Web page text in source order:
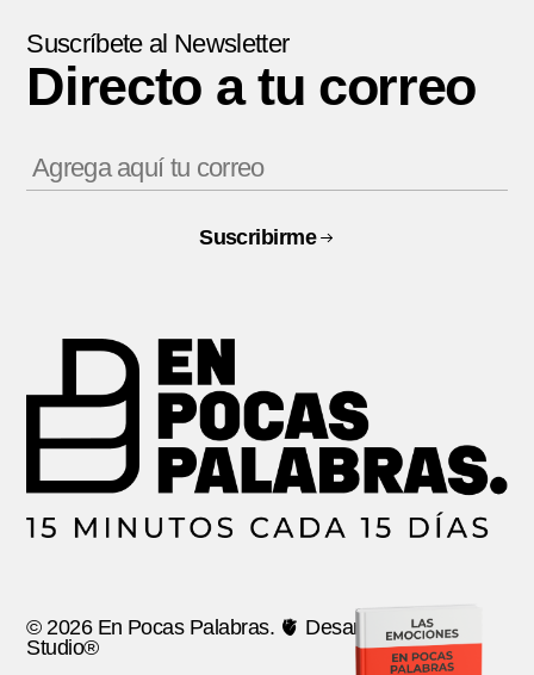
© 2026 En Pocas Palabras. 🫀 Desarrollo:Ancla
Studio®
Suscríbete al Newsletter
Directo a tu correo
Suscribirme